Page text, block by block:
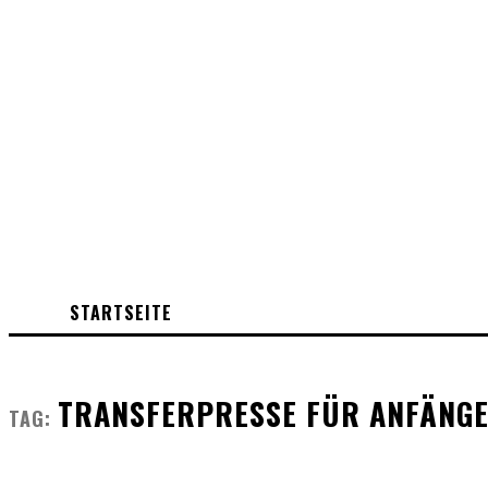
STARTSEITE
TAG: TRANSFERPRESSE FÜR